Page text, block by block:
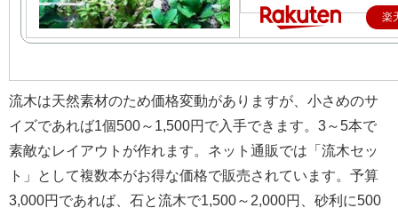
楽
流木は天然素材のため価格変動がありますが、小さめのサ
イズであれば1個500～1,500円で入手できます。3～5本で
素敵なレイアウトが作れます。ネット通販では「流木セッ
ト」として複数本がお得な価格で販売されています。予算
3,000円であれば、石と流木で1,500～2,000円、砂利に500